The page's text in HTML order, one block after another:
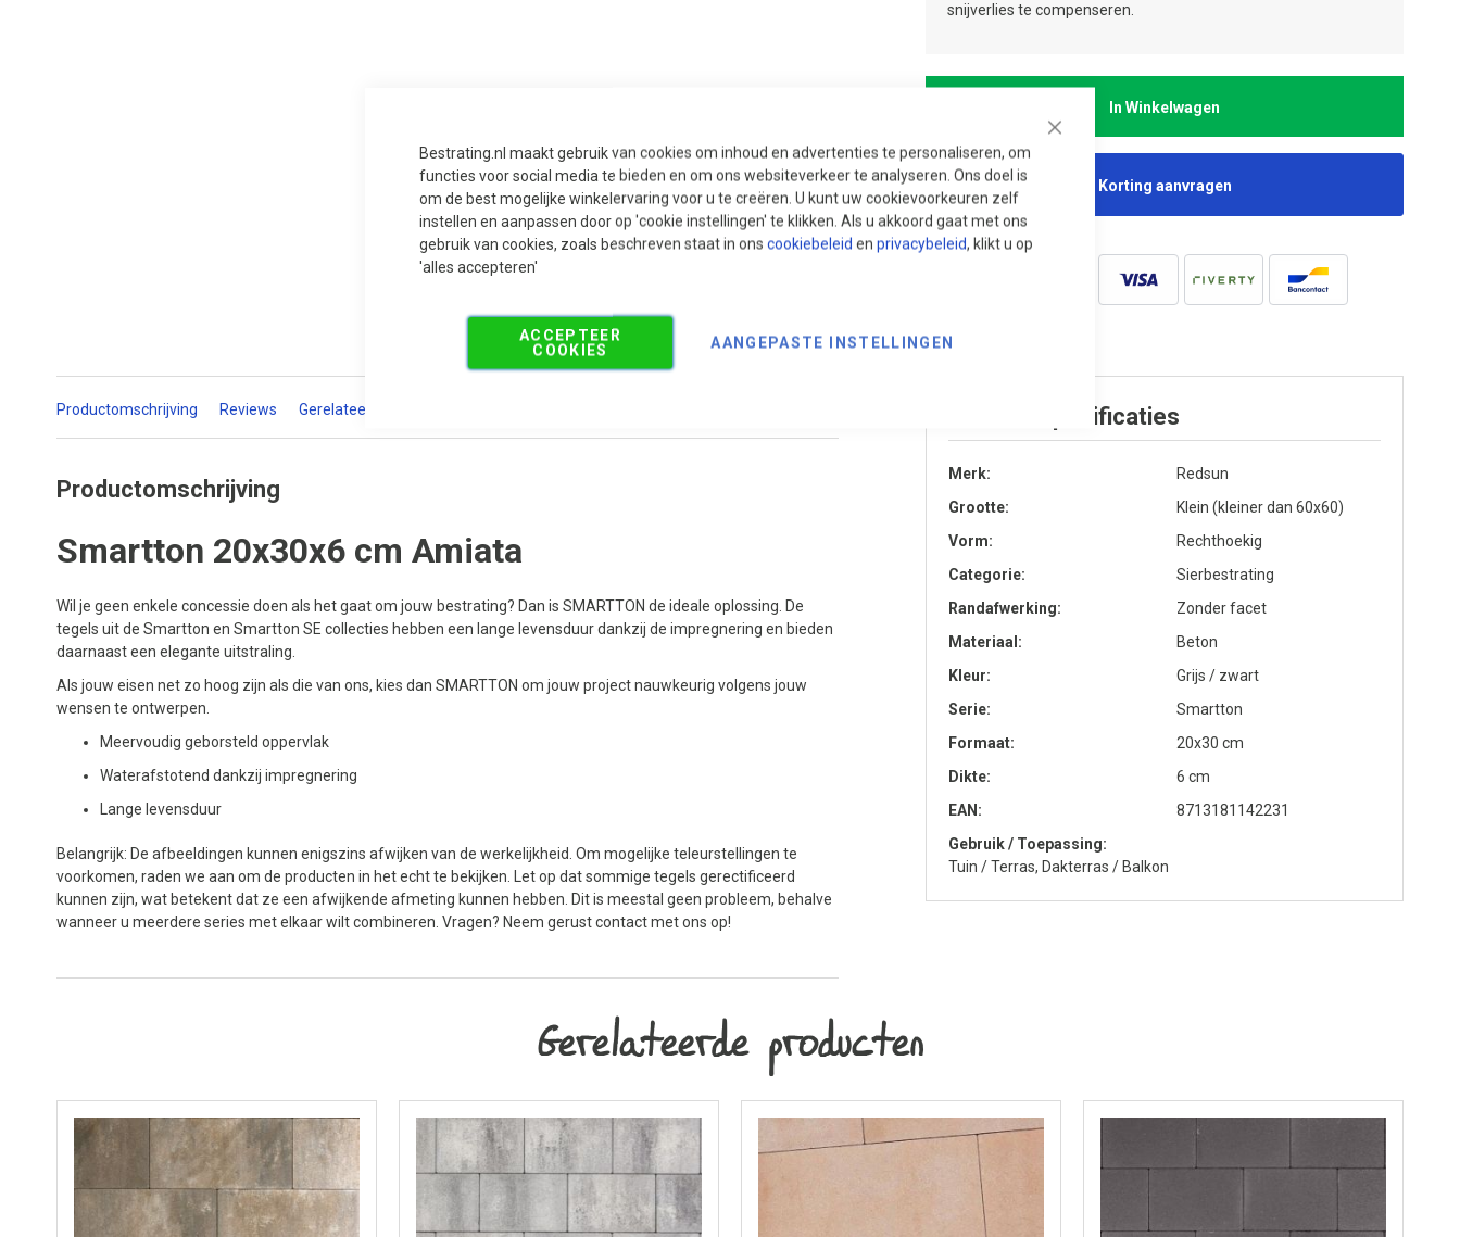
Bestrating.nl maakt gebruik van cookies om inhoud en advertenties te personaliseren, om
functies voor social media te bieden en om ons websiteverkeer te analyseren. Ons doel is
om de best mogelijke winkelervaring voor u te creëren. U kunt uw cookievoorkeuren zelf
instellen en aanpassen door op 'cookie instellingen' te klikken. Als u akkoord gaat met ons
gebruik van cookies, zoals beschreven staat in ons cookiebeleid en privacybeleid, klikt u op
'alles accepteren'
ACCEPTEER
COOKIES
AANGEPASTE INSTELLINGEN
snijverlies te compenseren.
In Winkelwagen
Korting aanvragen
Productomschrijving Reviews Gerelateerde producten
Productomschrijving
Smartton 20x30x6 cm Amiata
Wil je geen enkele concessie doen als het gaat om jouw bestrating? Dan is SMARTTON de ideale oplossing. De
tegels uit de Smartton en Smartton SE collecties hebben een lange levensduur dankzij de impregnering en bieden
daarnaast een elegante uitstraling.
Als jouw eisen net zo hoog zijn als die van ons, kies dan SMARTTON om jouw project nauwkeurig volgens jouw
wensen te ontwerpen.
Meervoudig geborsteld oppervlak
Waterafstotend dankzij impregnering
Lange levensduur
Belangrijk: De afbeeldingen kunnen enigszins afwijken van de werkelijkheid. Om mogelijke teleurstellingen te
voorkomen, raden we aan om de producten in het echt te bekijken. Let op dat sommige tegels gerectificeerd
kunnen zijn, wat betekent dat ze een afwijkende afmeting kunnen hebben. Dit is meestal geen probleem, behalve
wanneer u meerdere series met elkaar wilt combineren. Vragen? Neem gerust contact met ons op!
Product specificaties
Merk
Redsun
Grootte
Klein (kleiner dan 60x60)
Vorm
Rechthoekig
Categorie
Sierbestrating
Randafwerking
Zonder facet
Materiaal
Beton
Kleur
Grijs / zwart
Serie
Smartton
Formaat
20x30 cm
Dikte
6 cm
EAN
8713181142231
Gebruik / Toepassing
Tuin / Terras, Dakterras / Balkon
Gerelateerde producten